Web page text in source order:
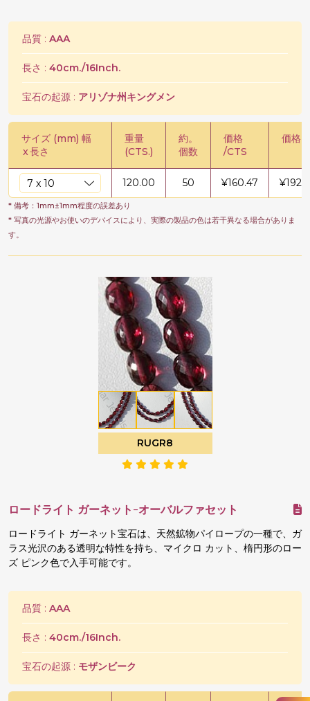
品質 : AAA
長さ : 40cm./16Inch.
宝石の起源 : アリゾナ州キングメン
サイズ (mm) 幅
x長さ
重量
(CTS.)
約。
個数
価格
/CTS
価格 /
120.00 50 ¥160.47 ¥
* 備考：1mm±1mm程度の誤差あり
* 写真の光源やお使いのデバイスにより、実際の製品の色は若干異なる場合がありま
す。
RUGR8
ロードライト ガーネット-オーバルファセット
ロードライト ガーネット宝石は、天然鉱物パイロープの一種で、ガ
ラス光沢のある透明な特性を持ち、マイクロ カット、楕円形のロー
ズ ピンク色で入手可能です。
品質 : AAA
長さ : 40cm./16Inch.
宝石の起源 : モザンビーク